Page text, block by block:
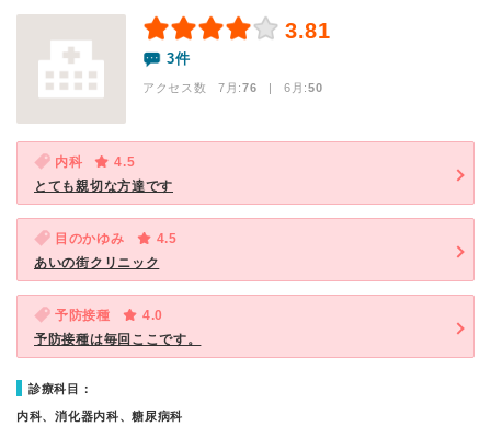
3.81
3件
アクセス数 7月:76 | 6月:50
内科
4.5
とても親切な方達です
目のかゆみ
4.5
あいの街クリニック
予防接種
4.0
予防接種は毎回ここです。
診療科目：
内科、消化器内科、糖尿病科